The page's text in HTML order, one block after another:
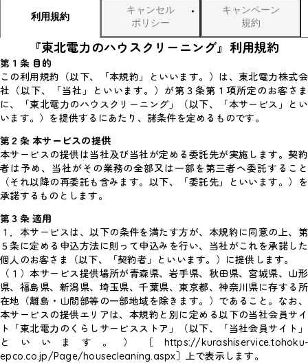
利用規約
キャンセル
ポリシー
キャンペーン
規約
『東北電力のハウスクリーニング』利用規約
第１条 目的
この利用規約（以下、「本規約」といいます。）は、東北電力株式会
社（以下、「当社」といいます。）が第３条第１項所定のお客さま
に、「東北電力のハウスクリーニング」（以下、「本サービス」とい
います。）を提供するにあたり、諸条件を定めるものです。
第２条 本サービスの提供
本サービスの提供は当社及び当社が定める委託先が実施します。契約
者は予め、当社がその業務の全部又は一部を第三者へ委託すること
（それ以降の再委託も含みます。以下、「委託先」といいます。）を
承諾するものとします。
第３条 適用
１． 本サービスは、以下の条件を満たす方が、本規約に同意の上、第
５条に定める申込方法に則って申込みを行い、当社がこれを承諾した
個人のお客さま（以下、「契約者」といいます。）に提供します。
（１）本サービス提供場所が青森県、岩手県、秋田県、宮城県、山形
県、福島県、新潟県、埼玉県、千葉県、東京都、神奈川県に存する所
在地（離島・山間部等の一部地域を除きます。）であること。なお、
本サービスの提供エリアは、本規約と別に定める以下の当社会員サイ
ト「東北電力のくらしサービスストア」（以下、「当社会員サイト」
といいます。）［https://kurashiservice.tohoku-
epco.co.jp/Page/housecleaning.aspx］上で表示します。